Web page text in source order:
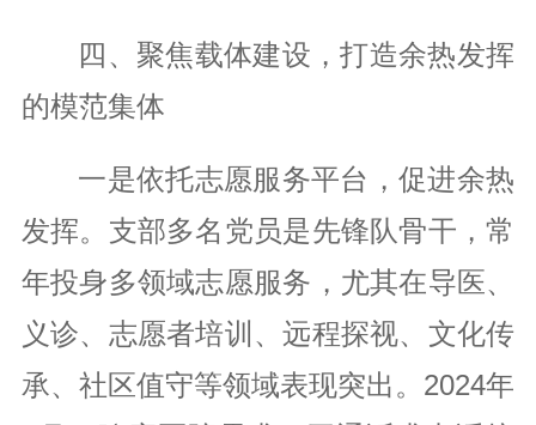
四、聚焦载体建设，打造余热发挥
的模范集体
一是依托志愿服务平台，促进余热
发挥。支部多名党员是先锋队骨干，常
年投身多领域志愿服务，尤其在导医、
义诊、志愿者培训、远程探视、文化传
承、社区值守等领域表现突出。2024年